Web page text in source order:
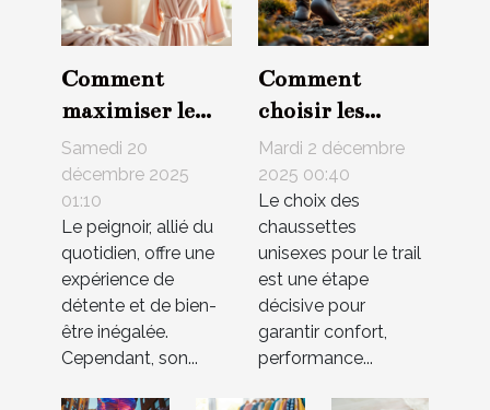
Comment
maximiser le
confort de votre
peignoir selon
les saisons ?
Samedi 20
décembre 2025
01:10
Le peignoir, allié du
quotidien, offre une
expérience de
détente et de bien-
être inégalée.
Cependant, son...
Comment
choisir les
meilleures
chaussettes
unisexes pour le
trail ?
Mardi 2 décembre
2025 00:40
Le choix des
chaussettes
unisexes pour le trail
est une étape
décisive pour
garantir confort,
performance...